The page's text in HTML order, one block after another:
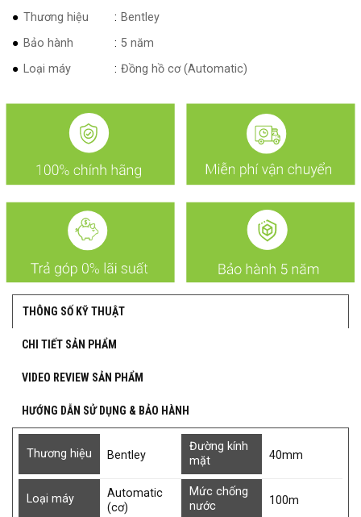
Thương hiệu
Bentley
Bảo hành
5 năm
Loại máy
Đồng hồ cơ (Automatic)
THÔNG SỐ KỸ THUẬT
CHI TIẾT SẢN PHẨM
VIDEO REVIEW SẢN PHẨM
HƯỚNG DẪN SỬ DỤNG & BẢO HÀNH
Thương hiệu Bentley
Đường kính
mặt
40mm
Loại máy
Automatic
(cơ)
Mức chống
nước
100m